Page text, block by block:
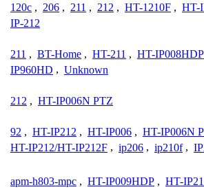
120c , 206 , 211 , 212 , HT-1210F , HT-
IP-212
211 , BT-Home , HT-211 , HT-IP008HDP
IP960HD , Unknown
212 , HT-IP006N PTZ
92 , HT-IP212 , HT-IP006 , HT-IP006N
HT-IP212/HT-IP212F , ip206 , ip210f ,
apm-h803-mpc , HT-IP009HDP , HT-